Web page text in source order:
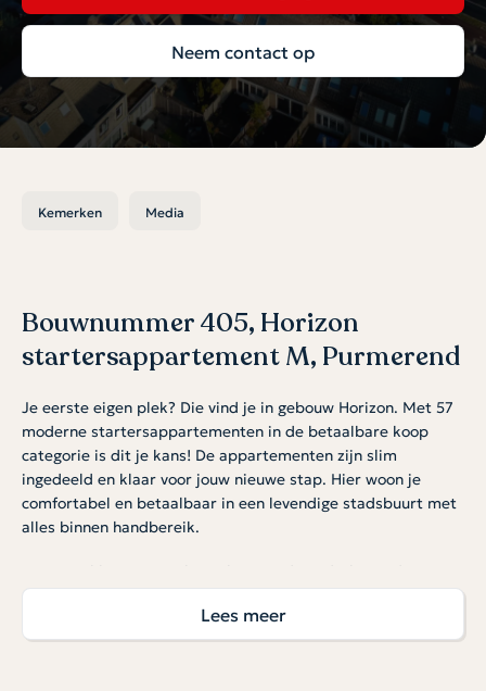
Neem contact op
Kemerken Media
Bouwnummer 405, Horizon
startersappartement M, Purmerend
Je eerste eigen plek? Die vind je in gebouw Horizon. Met 57
moderne startersappartementen in de betaalbare koop
categorie is dit je kans! De appartementen zijn slim
ingedeeld en klaar voor jouw nieuwe stap. Hier woon je
comfortabel en betaalbaar in een levendige stadsbuurt met
alles binnen handbereik.
garage worden gekocht à € 30.000 v.o.n. Er is een beperkt
aantal plekken beschikbaar. Hiervoor geldt op=op.
Lees meer